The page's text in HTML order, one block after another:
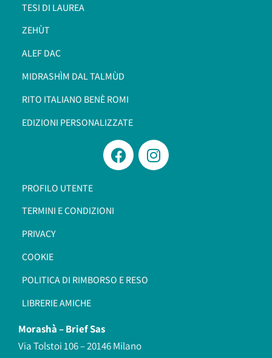
TESI DI LAUREA
ZEHÙT
ALEF DAC
MIDRASHÌM DAL TALMÙD
RITO ITALIANO BENÈ ROMI​
EDIZIONI PERSONALIZZATE
PROFILO UTENTE
TERMINI E CONDIZIONI
PRIVACY
COOKIE
POLITICA DI RIMBORSO E RESO
LIBRERIE AMICHE
Morashà –Brief Sas
Via Tolstoi 106 – 20146 Milano